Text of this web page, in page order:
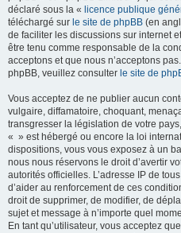
déclaré sous la « licence publique
téléchargé sur le site de phpBB (en
de faciliter les discussions sur internet
être tenu comme responsable de la
acceptons et que nous n’acceptons
phpBB, veuillez consulter le site de
Vous acceptez de ne publier aucun
vulgaire, diffamatoire, choquant,
transgresser la législation de votre
« » est hébergé ou encore la loi
dispositions, vous vous exposez à un
nous nous réservons le droit d’avertir
autorités officielles. L’adresse IP de
d’aider au renforcement de ces
droit de supprimer, de modifier, de
sujet et message à n’importe quel
En tant qu’utilisateur, vous acceptez